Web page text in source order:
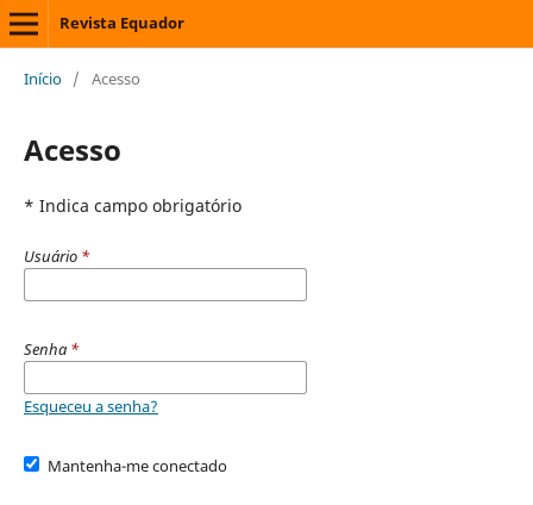
Revista Equador
Início / Acesso
Acesso
* Indica campo obrigatório
Usuário *
Senha *
Esqueceu a senha?
Mantenha-me conectado